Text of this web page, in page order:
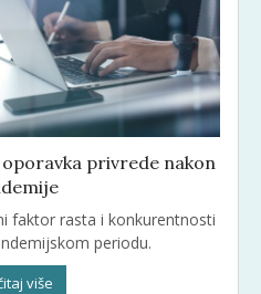
privrede nakon
faktor rasta i konkurentnosti
periodu.
više